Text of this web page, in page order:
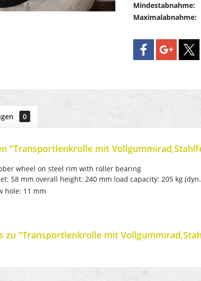
Mindestabnahme:
Maximalabnahme:
0
"Transportlenkrolle mit
wheel on steel rim with roller bearing
58 mm overall height: 240 mm load capacity: 205 kg
hole: 11 mm
zu "Transportlenkrolle mit